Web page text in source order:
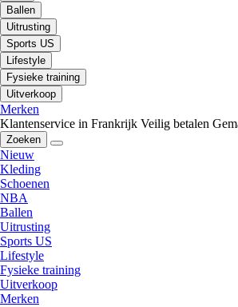
Ballen
Uitrusting
Sports US
Lifestyle
Fysieke training
Uitverkoop
Merken
Klantenservice in Frankrijk Veilig betalen
Zoeken
Nieuw
Kleding
Schoenen
NBA
Ballen
Uitrusting
Sports US
Lifestyle
Fysieke training
Uitverkoop
Merken